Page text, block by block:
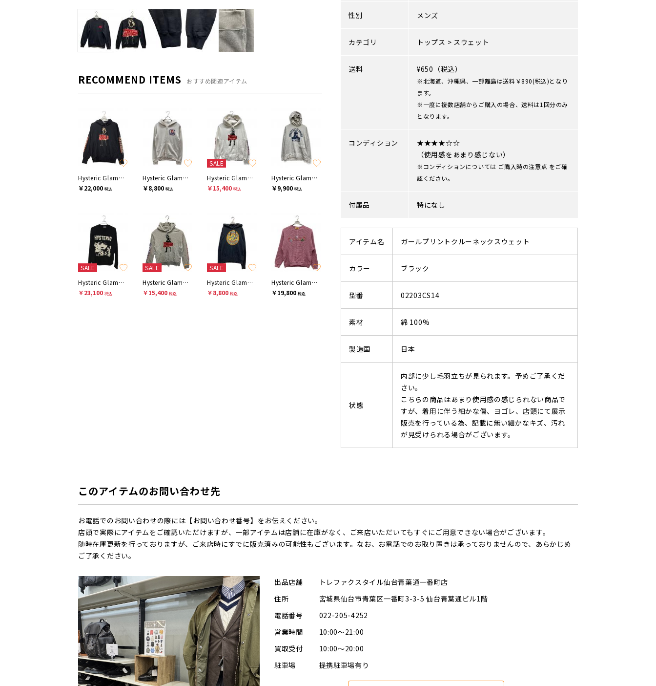
RECOMMEND ITEMS おすすめ関連アイテム
Hysteric Glamour
￥22,000 税込
Hysteric Glamour
￥8,800 税込
SALE
Hysteric Glamour
￥15,400 税込
Hysteric Glamour
￥9,900 税込
SALE
Hysteric Glamour
￥23,100 税込
SALE
Hysteric Glamour
￥15,400 税込
SALE
Hysteric Glamour
￥8,800 税込
Hysteric Glamour
￥19,800 税込
性別 メンズ
カテゴリ トップス > スウェット
送料 ¥650（税込）
※北海道、沖縄県、一部離島は送料￥890(税込)となり
ます。
※一度に複数店舗からご購入の場合、送料は1回分のみ
となります。
コンディション
★★★★☆☆
（使用感をあまり感じない）
※コンディションについては ご購入時の注意点 をご確
認ください。
付属品 特になし
アイテム名 ガールプリントクルーネックスウェット
カラー ブラック
型番 02203CS14
素材 綿 100%
製造国 日本
状態
内部に少し毛羽立ちが見られます。予めご了承くだ
さい。
こちらの商品はあまり使用感の感じられない商品で
すが、着用に伴う細かな傷、ヨゴレ、店頭にて展示
販売を行っている為、記載に無い細かなキズ、汚れ
が見受けられる場合がございます。
このアイテムのお問い合わせ先
お電話でのお問い合わせの際には【お問い合わせ番号】をお伝えください。
店頭で実際にアイテムをご確認いただけますが、一部アイテムは店舗に在庫がなく、ご来店いただいてもすぐにご用意できない場合がございます。
随時在庫更新を行っておりますが、ご来店時にすでに販売済みの可能性もございます。なお、お電話でのお取り置きは承っておりませんので、あらかじめ
ご了承ください。
出品店舗
トレファクスタイル仙台青葉通一番町店
住所
宮城県仙台市青葉区一番町3-3-5 仙台青葉通ビル1階
電話番号
022-205-4252
営業時間
10:00～21:00
買取受付
10:00～20:00
駐車場
提携駐車場有り